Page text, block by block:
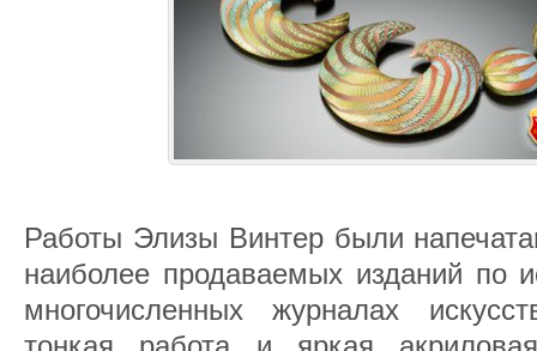
Работы Элизы Винтер были
наиболее продаваемых изданий по
многочисленных журналах